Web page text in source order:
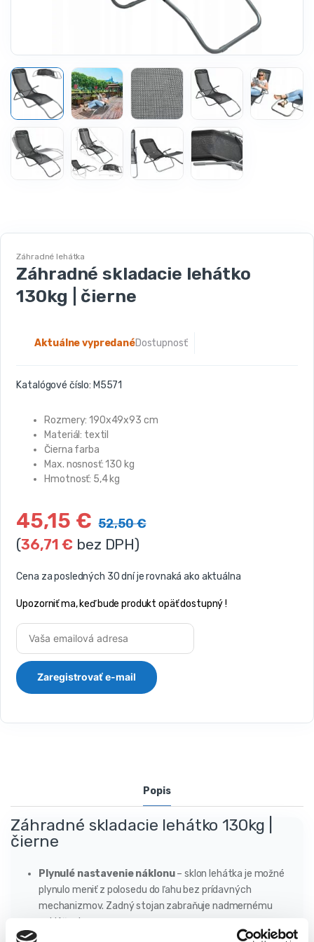
Záhradné lehátka
Záhradné skladacie lehátko
130kg | čierne
Dostupnosť:
Aktuálne vypredané
Katalógové číslo: M5571
Rozmery: 190x49x93 cm
Materiál: textil
Čierna farba
Max. nosnosť: 130 kg
Hmotnosť: 5,4 kg
45,15 € 52,50€
(36,71€ bez DPH)
Cena za posledných 30 dní je rovnaká ako aktuálna
Upozorniť ma, keď bude produkt opäť dostupný !
Popis
Záhradné skladacie lehátko 130kg |
čierne
Plynulé nastavenie náklonu– sklon lehátka je možné
plynulo meniť z polosedu do ľahu bez prídavných
mechanizmov. Zadný stojan zabraňuje nadmernému
nakláňaniu.
– štruktúra materiálu, z ktorého je operadlo